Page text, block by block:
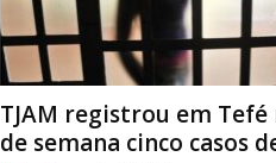
TJAM registrou em Tefé
de semana cinco casos